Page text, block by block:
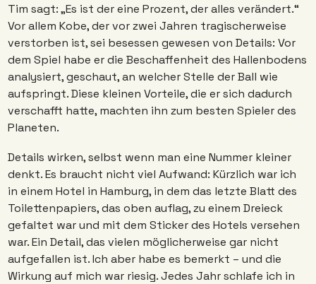
Tim sagt: „Es ist der eine Prozent, der alles verändert.“
Vor allem Kobe, der vor zwei Jahren tragischerweise
verstorben ist, sei besessen gewesen von Details: Vor
dem Spiel habe er die Beschaffenheit des Hallenbodens
analysiert, geschaut, an welcher Stelle der Ball wie
aufspringt. Diese kleinen Vorteile, die er sich dadurch
verschafft hatte, machten ihn zum besten Spieler des
Planeten.
Details wirken, selbst wenn man eine Nummer kleiner
denkt. Es braucht nicht viel Aufwand: Kürzlich war ich
in einem Hotel in Hamburg, in dem das letzte Blatt des
Toilettenpapiers, das oben auflag, zu einem Dreieck
gefaltet war und mit dem Sticker des Hotels versehen
war. Ein Detail, das vielen möglicherweise gar nicht
aufgefallen ist. Ich aber habe es bemerkt – und die
Wirkung auf mich war riesig. Jedes Jahr schlafe ich in